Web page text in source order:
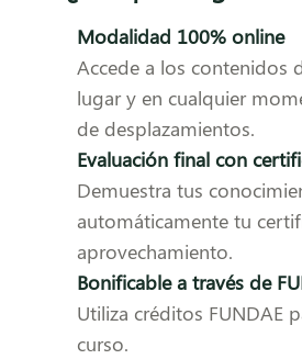
Modalidad 100% online
Accede a los contenidos
lugar y en cualquier
de desplazamientos.
Evaluación final con
Demuestra tus
automáticamente tu
aprovechamiento.
Bonificable a través de
Utiliza créditos FUNDAE
curso.